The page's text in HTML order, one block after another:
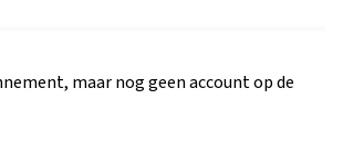
maar nog geen account op de